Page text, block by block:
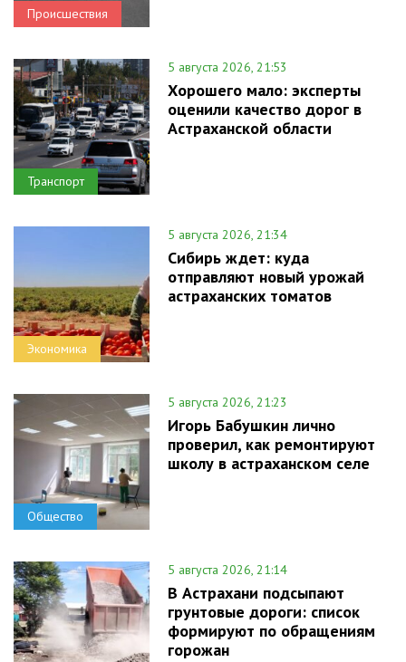
Происшествия
Транспорт
5 августа 2026, 21:53
Хорошего мало: эксперты
оценили качество дорог в
Астраханской области
Экономика
5 августа 2026, 21:34
Сибирь ждет: куда
отправляют новый урожай
астраханских томатов
Общество
5 августа 2026, 21:23
Игорь Бабушкин лично
проверил, как ремонтируют
школу в астраханском селе
5 августа 2026, 21:14
В Астрахани подсыпают
грунтовые дороги: список
формируют по обращениям
горожан